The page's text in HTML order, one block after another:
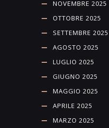
NOVEMBRE 2025
OTTOBRE 2025
SETTEMBRE 2025
AGOSTO 2025
LUGLIO 2025
GIUGNO 2025
MAGGIO 2025
APRILE 2025
MARZO 2025